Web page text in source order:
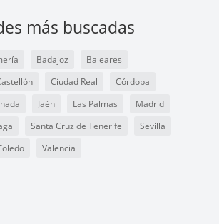
más buscadas
Badajoz
Baleares
Ciudad Real
Córdoba
Jaén Las Palmas
Madrid
Santa Cruz de Tenerife
Sevilla
Valencia